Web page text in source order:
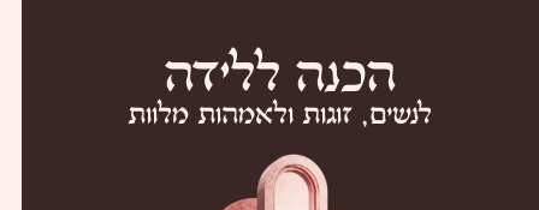
כנה ל לידה
לנשים, זוגות ולאמהות מלוות